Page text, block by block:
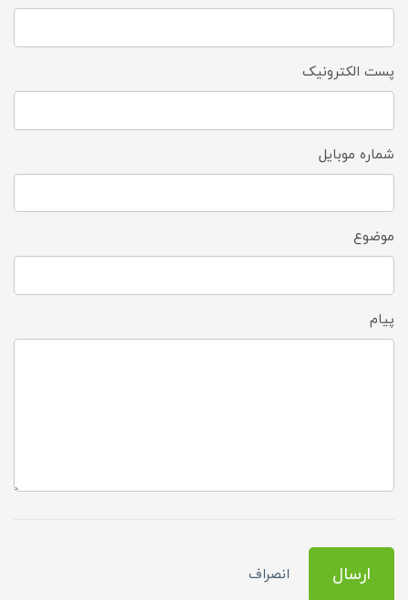
پست الکترونیک
شماره موبایل
موضوع
پیام
ارسال انصراف